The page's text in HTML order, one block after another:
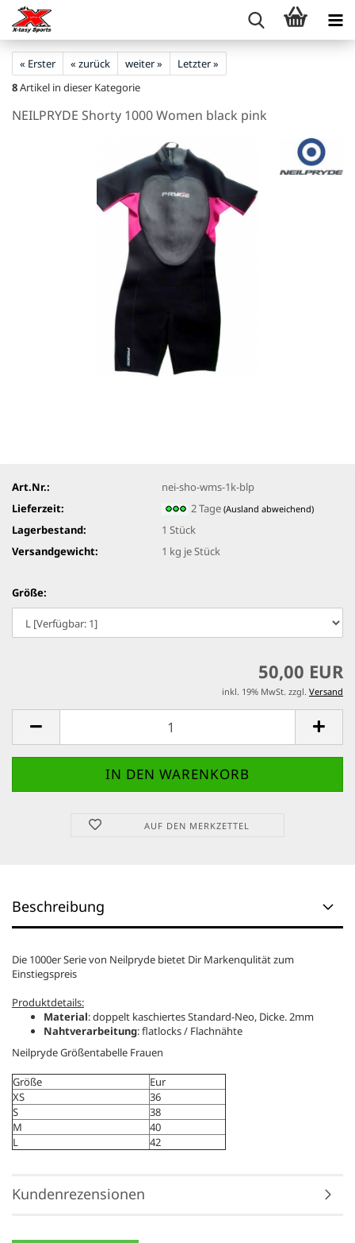
« Erster « zurück weiter »
Letzter »
8Artikel in dieser Kategorie
NEILPRYDE Shorty 1000 Women black pink
Art.Nr.:
nei-sho-wms-1k-blp
Lieferzeit:
2 Tage(Ausland abweichend)
Lagerbestand: 1 Stück
Versandgewicht:
1 kg je Stück
Größe:
50,00 EUR
inkl. 19% MwSt. zzgl. Versand
AUF DEN MERKZETTEL
Beschreibung
Die 1000er Serie von Neilpryde bietet Dir Markenqulität zum
Einstiegspreis
Produktdetails:
Material: doppelt kaschiertes Standard-Neo, Dicke. 2mm
Nahtverarbeitung: flatlocks / Flachnähte
Neilpryde Größentabelle Frauen
Größe
Eur
XS
36
S
38
M
40
L
42
Kundenrezensionen